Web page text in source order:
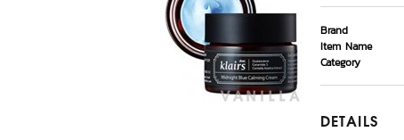
Brand
Item Name
Category
DETAILS